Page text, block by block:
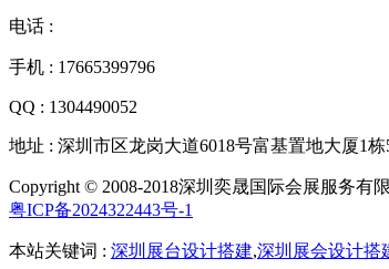
电话 :
手机 : 17665399796
QQ : 1304490052
地址 : 深圳市区龙岗大道6018号富基置地大厦1栋
Copyright © 2008-2018深圳奕晟国际会展服务有
粤ICP备2024322443号-1
本站关键词 : 深圳展台设计搭建,深圳展会设计搭